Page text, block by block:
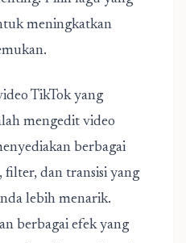
meningkatkan
TikTokyang
mengedit video
berbagai
dan transisi yang
lebih menarik.
berbagai efek yang